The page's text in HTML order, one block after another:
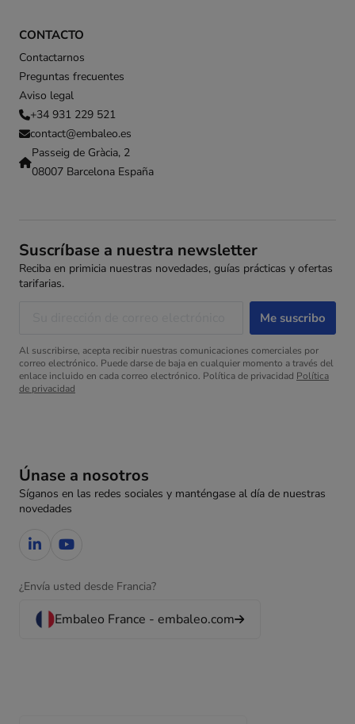
CONTACTO
Contactarnos
Preguntas frecuentes
Aviso legal
+34 931 229 521
contact@embaleo.es
Passeig de Gràcia, 2
08007 Barcelona España
Únase a nosotros
Síganos en las redes sociales y manténgase al día de nuestras
novedades
¿Envía usted desde Francia?
Embaleo France - embaleo.com
Suscríbase a nuestra newsletter
Reciba en primicia nuestras novedades, guías prácticas y ofertas
tarifarias.
Al suscribirse, acepta recibir nuestras comunicaciones comerciales por
correo electrónico. Puede darse de baja en cualquier momento a través del
enlace incluido en cada correo electrónico. Política de privacidad Política
de privacidad